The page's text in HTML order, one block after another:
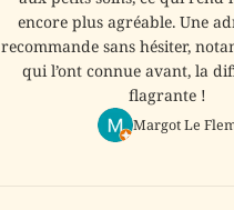
encore plus agréable. Une
recommande sans hésiter,
qui l’ont connue avant, la
flagrante !
Margot Le